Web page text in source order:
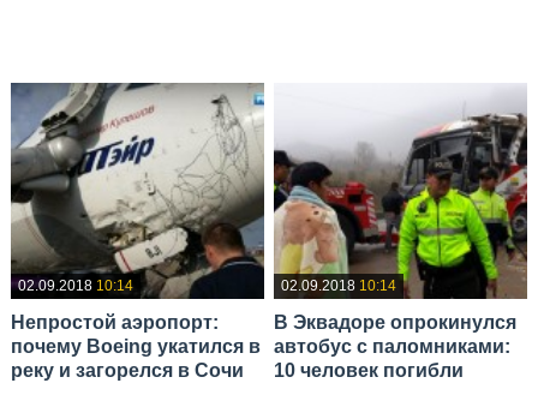
02.09.2018 10:14
Непростой аэропорт:
почему Boeing укатился в
реку и загорелся в Сочи
02.09.2018 10:14
В Эквадоре опрокинулся
автобус с паломниками:
10 человек погибли